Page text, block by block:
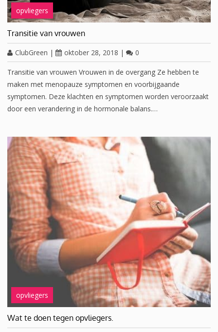
opvliegers
Transitie van vrouwen
ClubGreen | oktober 28, 2018 | 0
Transitie van vrouwen Vrouwen in de overgang Ze hebben te
maken met menopauze symptomen en voorbijgaande
symptomen. Deze klachten en symptomen worden veroorzaakt
door een verandering in de hormonale balans.…
opvliegers
Wat te doen tegen opvliegers.